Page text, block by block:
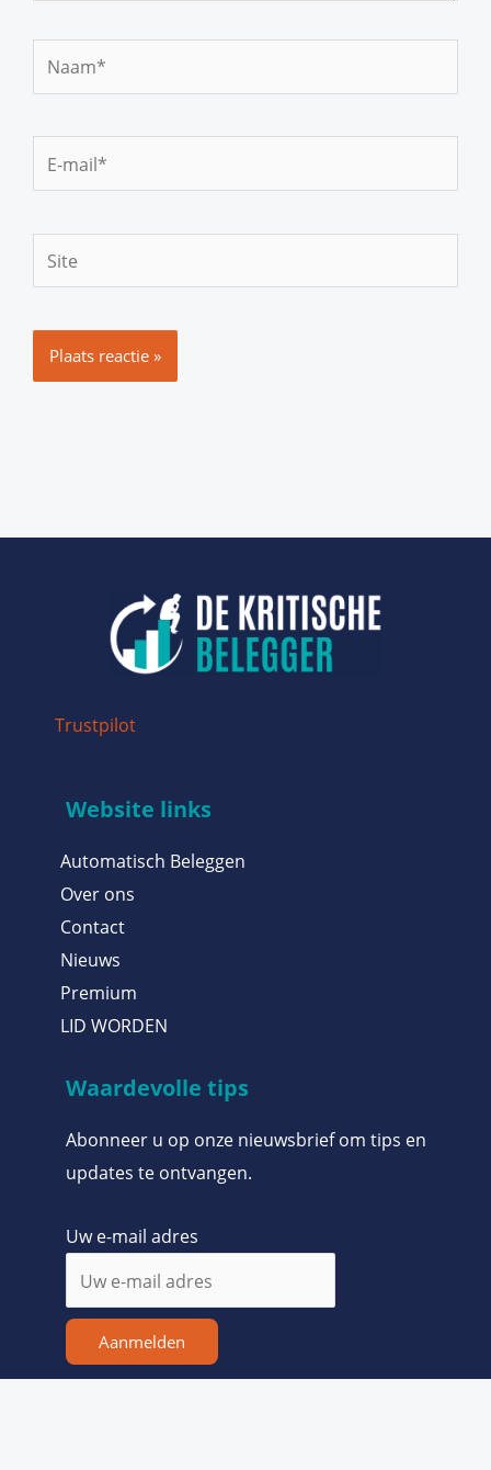
Naam*
mail*
Trustpilot
Website links
Automatisch Beleggen
Over ons
Contact
Nieuws
Premium
LID WORDEN
Waardevolle tips
Abonneer u op onze nieuwsbrief om tips en
updates te ontvangen.
Uw e-mail adres
Aanmelden